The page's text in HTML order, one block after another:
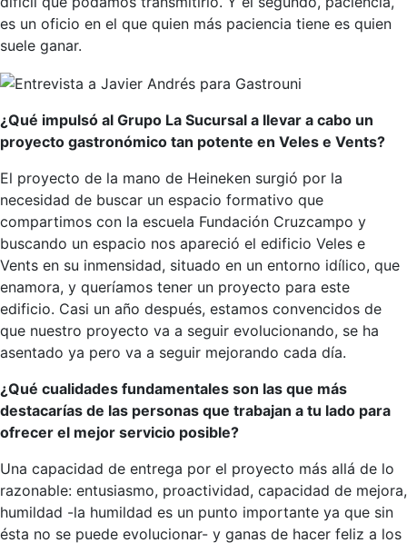
es un oficio en el que quien más paciencia tiene es quien
suele ganar.
¿Qué impulsó al Grupo La Sucursal a llevar a cabo un
proyecto gastronómico tan potente en Veles e Vents?
El proyecto de la mano de Heineken surgió por la
necesidad de buscar un espacio formativo que
compartimos con la escuela Fundación Cruzcampo y
buscando un espacio nos apareció el edificio Veles e
Vents en su inmensidad, situado en un entorno idílico, que
enamora, y queríamos tener un proyecto para este
edificio. Casi un año después, estamos convencidos de
que nuestro proyecto va a seguir evolucionando, se ha
asentado ya pero va a seguir mejorando cada día.
¿Qué cualidades fundamentales son las que más
destacarías de las personas que trabajan a tu lado para
ofrecer el mejor servicio posible?
Una capacidad de entrega por el proyecto más allá de lo
razonable: entusiasmo, proactividad, capacidad de mejora,
humildad -la humildad es un punto importante ya que sin
ésta no se puede evolucionar- y ganas de hacer feliz a los